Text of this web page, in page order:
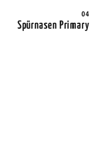
Spürnasen Primary